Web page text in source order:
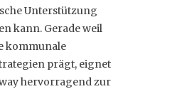
Unterstützung
kann. Gerade weil
kommunale
prägt, eignet
hervorragend zur